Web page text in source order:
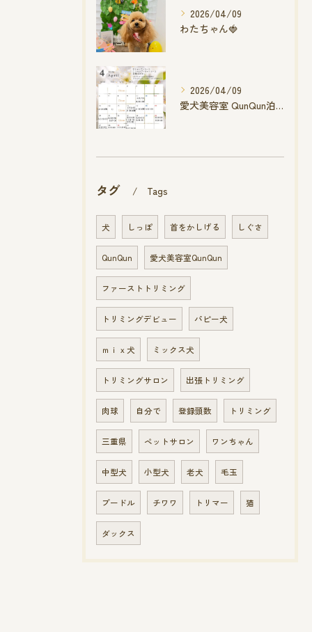
2026/04/09
わたちゃん🍓
2026/04/09
愛犬美容室 QunQun泊店 4月空き状況です
タグ Tags
犬 しっぽ 首をかしげる しぐさ
QunQun 愛犬美容室QunQun
ファーストトリミング
トリミングデビュー パピー犬
ｍｉｘ犬 ミックス犬
トリミングサロン 出張トリミング
肉球 自分で 登録頭数 トリミング
三重県 ペットサロン ワンちゃん
中型犬 小型犬 老犬 毛玉
プードル チワワ トリマー 猫
ダックス